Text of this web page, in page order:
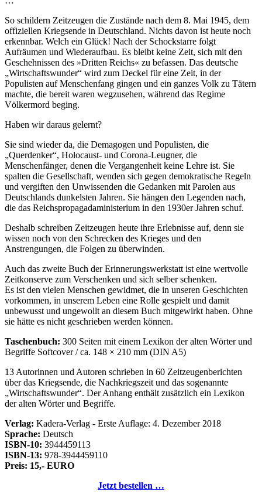
So schildern Zeitzeugen die Zustände nach dem 8. Mai 1945, dem
offiziellen Kriegsende in Deutschland. Nichts davon ist heute noch
erkennbar. Welch ein Glück! Nach der Schockstarre folgt
Aufräumen und Wiederaufbau. Es bleibt keine Zeit, sich mit den
Geschehnissen des »Dritten Reichs« zu befassen. Das deutsche
Wirtschaftswunder
wird zum Deckel für eine Zeit, in der
Populisten auf Menschenfang gingen und ein ganzes Volk zu Tätern
machte, die bereit waren wegzusehen, während das Regime
Völkermord beging.
Haben wir daraus gelernt?
Sie sind wieder da, die Demagogen und Populisten, die
Querdenker , Holocaust- und Corona-Leugner, die
Menschenfänger, denen die Vergangenheit keine Lehre ist. Sie
spalten die Gesellschaft, wenden sich gegen demokratische Regeln
und vergiften den Unwissenden die Gedanken mit Parolen aus
Deutschlands dunkelsten Jahren. Sie hängen den Legenden nach,
die das Reichspropagadaministerium in den 1930er Jahren schuf.
Deshalb schreiben Zeitzeugen heute ihre Erlebnisse auf, denn sie
wissen noch von den Schrecken des Krieges und den
Anstrengungen, die Folgen zu überwinden.
Auch das zweite Buch der Erinnerungswerkstatt ist eine wertvolle
Zeitkonserve zum Verschenken und sich selber schenken.
Es ist den vielen Menschen gewidmet, die in unseren Geschichten
vorkommen, in unserem Leben eine Rolle gespielt und damit
unbewusst und ungewollt an diesem Buch mitgewirkt haben. Ohne
sie hätte es nicht geschrieben werden können.
Taschenbuch: 300 Seiten mit einem Lexikon der alten Wörter und
Begriffe Softcover / ca. 148 × 210 mm (DIN A5)
13 Autorinnen und Autoren schrieben in 60 Zeitzeugenberichten
über das Kriegsende, die Nachkriegszeit und das sogenannte
Wirtschaftswunder . Der Anhang enthält zusätzlich ein Lexikon
der alten Wörter und Begriffe.
Verlag: Kadera-Verlag - Erste Auflage: 4. Dezember 2018
Sprache: Deutsch
ISBN-10: 3944459113
ISBN-13: 978-3944459110
Preis: 15,- EURO
Jetzt bestellen …